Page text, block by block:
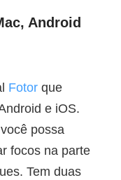
Android
Fotorque
e iOS.
possa
focos na parte
Tem duas